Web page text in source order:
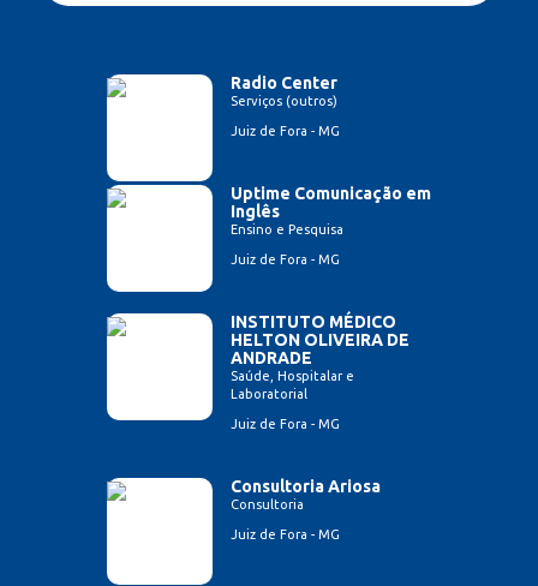
Radio Center
Serviços (outros)
Juiz de Fora - MG
Uptime Comunicação em
Inglês
Ensino e Pesquisa
Juiz de Fora - MG
INSTITUTO MÉDICO
HELTON OLIVEIRA DE
ANDRADE
Saúde, Hospitalar e
Laboratorial
Juiz de Fora - MG
Consultoria Ariosa
Consultoria
Juiz de Fora - MG